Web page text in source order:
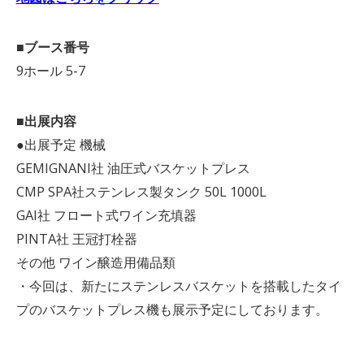
■ブース番号
9ホール 5-7
■出展内容
●出展予定 機械
GEMIGNANI社 油圧式バスケットプレス
CMP SPA社ステンレス製タンク 50L 1000L
GAI社 フロート式ワイン充填器
PINTA社 王冠打栓器
その他 ワイン醸造用備品類
・今回は、新たにステンレスバスケットを搭載したタイ
プのバスケットプレス機も展示予定にしております。